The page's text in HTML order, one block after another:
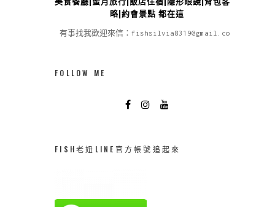
略|約會景點 都在這
有事找我歡迎來信：fishsilvia8319@gmail.com
FOLLOW ME
FISH老妞LINE官方帳號追起來